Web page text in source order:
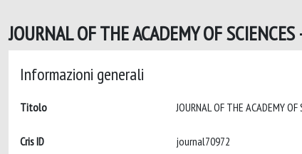
JOURNAL OF THE ACADEMY OF
Informazioni generali
Titolo
Cris ID